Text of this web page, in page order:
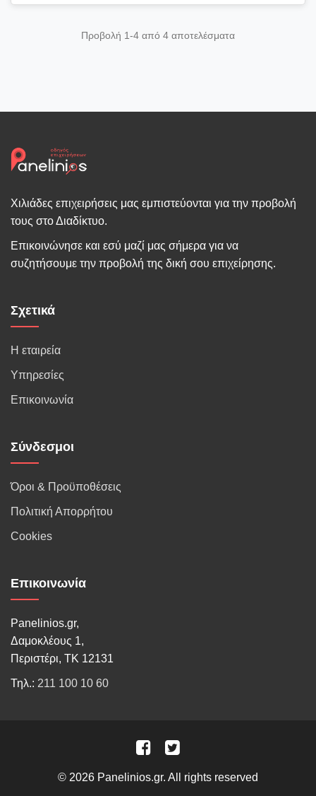
Προβολή 1-4 από 4 αποτελέσματα
Χιλιάδες επιχειρήσεις μας εμπιστεύονται για την προβολή
τους στο Διαδίκτυο.
Επικοινώνησε και εσύ μαζί μας σήμερα για να
συζητήσουμε την προβολή της δική σου επιχείρησης.
Σχετικά
Η εταιρεία
Υπηρεσίες
Επικοινωνία
Σύνδεσμοι
Όροι & Προϋποθέσεις
Πολιτική Απορρήτου
Cookies
Επικοινωνία
Panelinios.gr,
Δαμοκλέους 1,
Περιστέρι, ΤΚ 12131
Τηλ.: 211 100 10 60
© 2026 Panelinios.gr. All rights reserved